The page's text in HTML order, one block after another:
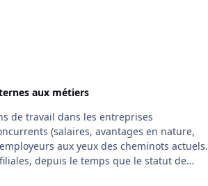
aux métiers
de travail dans les entreprises
aux yeux des cheminots actuels.
depuis le temps que le statut de
sur d’autres leviers actuellement